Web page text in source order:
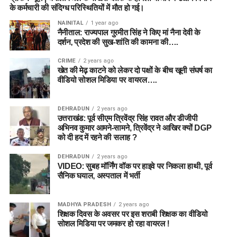
के कर्मचारी की संदिग्ध परिस्थितियों में मौत हो गई।
NAINITAL 1 year ago
नैनीताल: राज्यपाल गुरमीत सिंह ने किए मां नैना देवी के
दर्शन, प्रदेश की सुख-शांति की कामना की….
CRIME 2 years ago
खेत की मेढ़ काटने को लेकर दो पक्षों के बीच खूनी संघर्ष का
वीडियो सोशल मिडिया पर वायरल….
DEHRADUN 2 years ago
उत्तराखंड: पूर्व सीएम त्रिवेंद्र सिंह रावत और डीजीपी
अभिनव कुमार आमने-सामने, त्रिवेंद्र ने आखिर क्यों DGP
को दी हद में रहने की सलाह ?
DEHRADUN 2 years ago
VIDEO: सुबह मॉर्निंग वॉक पर हाइवे पर निकला हाथी, पूर्व
सैनिक घयाल, अस्पताल में भर्ती
MADHYA PRADESH 2 years ago
शिक्षक दिवस के अवसर पर इस शराबी शिक्षक का वीडियो
सोशल मिडिया पर जमकर हो रहा वायरल !